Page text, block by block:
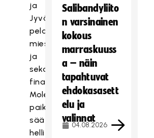
ja
Jyväskylässä
pelattiin
miesten
ja
sekasarjan
finaalipaikoista.
Molemmilla
paikkakunnilla
sää
helli
Salibandyliito
n varsinainen
kokous
marraskuuss
a – näin
tapahtuvat
ehdokasasett
elu ja
valinnat
04.08.2026